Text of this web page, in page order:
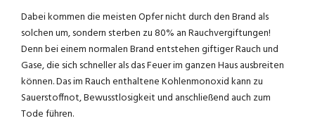
Dabei kommen die meisten Opfer nicht durch den Brand als
solchen um, sondern sterben zu 80% an Rauchvergiftungen!
Denn bei einem normalen Brand entstehen giftiger Rauch und
Gase, die sich schneller als das Feuer im ganzen Haus ausbreiten
können. Das im Rauch enthaltene Kohlenmonoxid kann zu
Sauerstoffnot, Bewusstlosigkeit und anschließend auch zum
Tode führen.